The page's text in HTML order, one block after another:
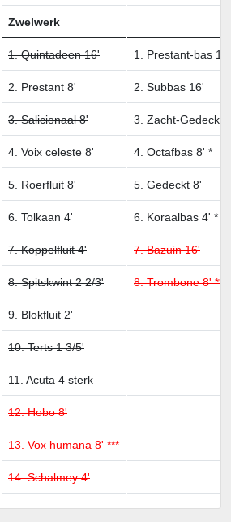
Zwelwerk
1. Quintadeen 16' 1. Prestant-bas 16'
2. Prestant 8' 2. Subbas 16'
3. Salicionaal 8' 3. Zacht-Gedeckt
4. Voix celeste 8' 4. Octafbas 8' *
5. Roerfluit 8' 5. Gedeckt 8'
6. Tolkaan 4' 6. Koraalbas 4' *
7. Koppelfluit 4' 7. Bazuin 16'
8. Spitskwint 2 2/3' 8. Trombone 8' **
9. Blokfluit 2'
10. Terts 1 3/5'
11. Acuta 4 sterk
12. Hobo 8'
13. Vox humana 8' ***
14. Schalmey 4'